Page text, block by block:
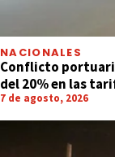
NACIONALES
Conflicto
del 20% en las
7 de agosto, 2026